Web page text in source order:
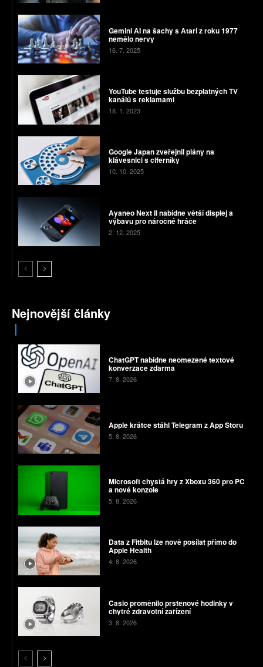
Gemini AI na šachy s Atari z roku 1977
nemělo nervy
16. 7. 2025
YouTube testuje službu bezplatných TV
kanálů s reklamami
18. 1. 2023
Google Japan zveřejnil plány na
klávesnici s ciferníky
10. 10. 2025
Ayaneo Next II nabídne větší displej a
výbavu pro náročné hráče
2. 12. 2025
Nejnovější články
ChatGPT nabídne neomezené textové
konverzace zdarma
7. 8. 2026
Apple krátce stáhl Telegram z App Storu
5. 8. 2026
Microsoft chystá hry z Xboxu 360 pro PC
a nové konzole
5. 8. 2026
Data z Fitbitu lze nově posílat přímo do
Apple Health
4. 8. 2026
Casio proměnilo prstenové hodinky v
chytré zdravotní zařízení
3. 8. 2026